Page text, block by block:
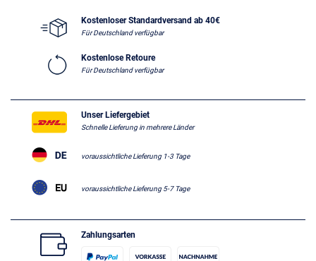
Kostenloser Standardversand ab 40€
Für Deutschland verfügbar
Kostenlose Retoure
Für Deutschland verfügbar
Unser Liefergebiet
Schnelle Lieferung in mehrere Länder
voraussichtliche Lieferung 1-3 Tage
voraussichtliche Lieferung 5-7 Tage
Zahlungsarten